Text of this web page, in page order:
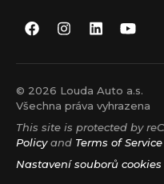
© 2026 Louda Auto a.s.
Všechna práva vyhrazena
This site is protected by
Policyand Terms of Service
Nastavení souborů cookies